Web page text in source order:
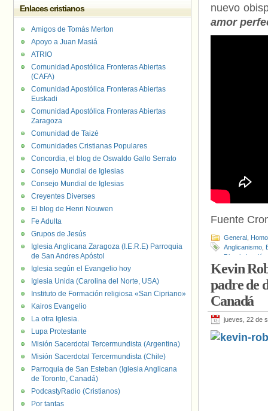
nuevo
amor
Fuente
General
Anglicanismo
Discriminación
Canadá ,
Curry,Paul
Kevin
padre de
Canadá
jueves, 22 de
Enlaces cristianos
Amigos de Tomás Merton
Apoyo a Juan Masiá
ATRIO
Comunidad Apostólica Fronteras Abiertas
(CAFA)
Comunidad Apostólica Fronteras Abiertas
Euskadi
Comunidad Apostólica Fronteras Abiertas
Zaragoza
Comunidad de Taizé
Comunidades Cristianas Populares
Concordia, el blog de Oswaldo Gallo Serrato
Consejo Mundial de Iglesias
Consejo Mundial de Iglesias
Creyentes Diverses
El blog de Henri Nouwen
Fe Adulta
Grupos de Jesús
Iglesia Anglicana Zaragoza (I.E.R.E) Parroquia
de San Andres Apóstol
Iglesia según el Evangelio hoy
Iglesia Unida (Carolina del Norte, USA)
Instituto de Formación religiosa «San Cipriano»
Kairos Evangelio
La otra Iglesia.
Lupa Protestante
Misión Sacerdotal Tercermundista (Argentina)
Misión Sacerdotal Tercermundista (Chile)
Parroquia de San Esteban (Iglesia Anglicana
de Toronto, Canadá)
PodcastyRadio (Cristianos)
Por tantas